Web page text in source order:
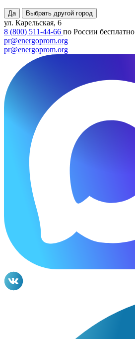
Да Выбрать другой город
ул. Карельская, 6
8 (800) 511-44-66 по России бесплатно
pr@energoprom.org
pr@energoprom.org